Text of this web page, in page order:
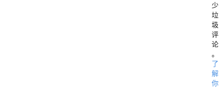
少
垃
圾
评
论
。
了
解
你